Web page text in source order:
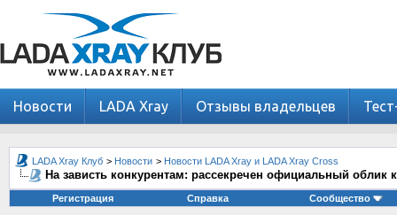
Новости LADA Xray Отзывы владельцев
LADA Xray Клуб > Новости > Новости LADA Xray и LADA Xray Cross
На зависть конкурентам: рассекречен официальный облик
Регистрация Справка Сообщество